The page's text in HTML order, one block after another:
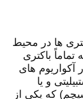
ها در محیط
باکتری
های
و یا
که یکی از